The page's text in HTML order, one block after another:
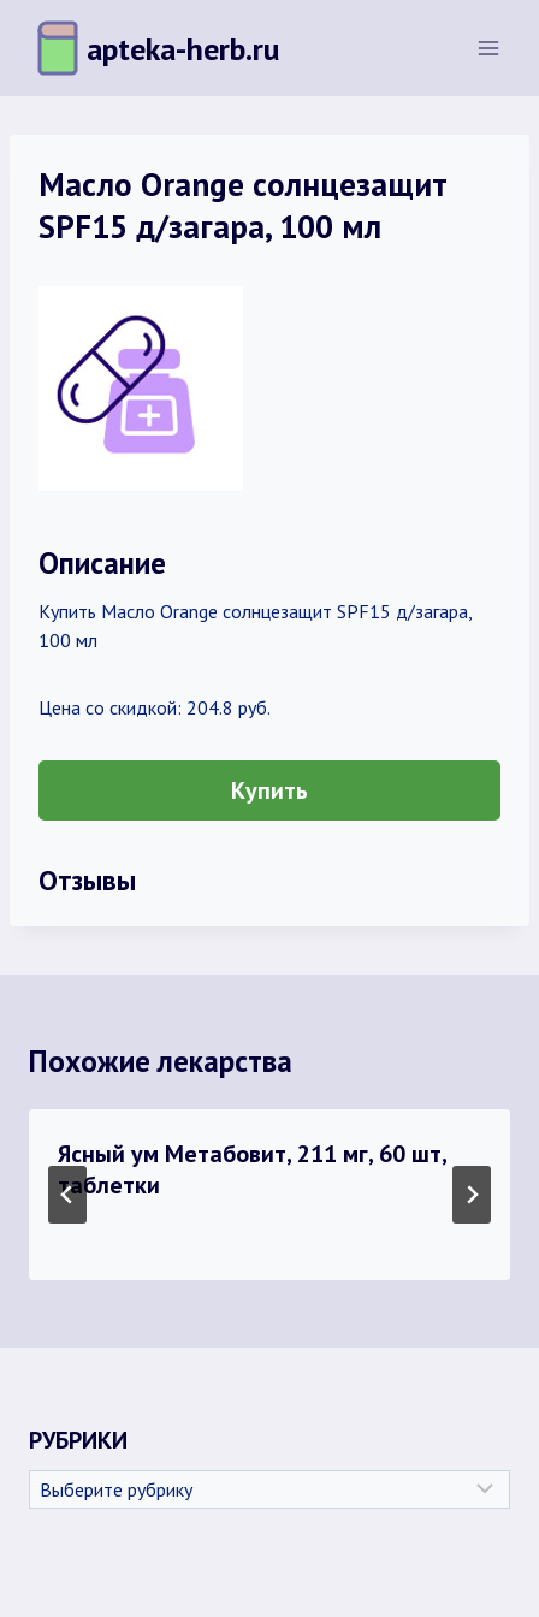
Перейти
содержимому
apteka-herb.ru
Масло Orange солнцезащит
SPF15 д/загара, 100 мл
Описание
Купить Масло Orange солнцезащит SPF15 д/загара,
100 мл
Цена со скидкой: 204.8 руб.
Купить
Отзывы
Похожие лекарства
Ясный ум Метабовит, 211 мг, 60 шт,
таблетки
РУБРИКИ
Рубрики